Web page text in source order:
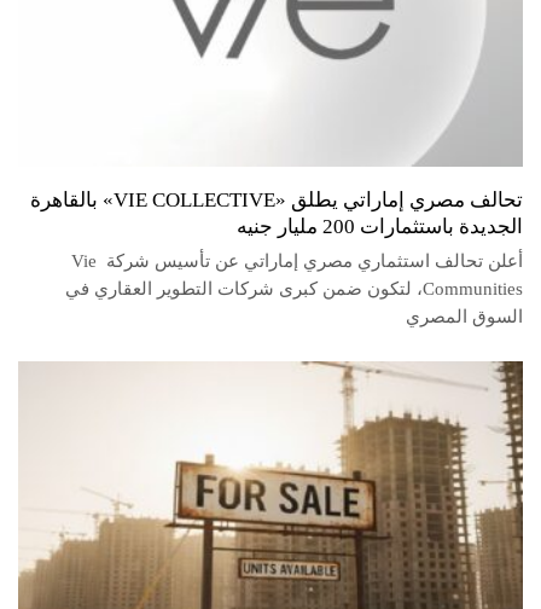
تحالف مصري إماراتي يطلق «VIE COLLECTIVE» بالقاهرة
الجديدة باستثمارات 200 مليار جنيه
أعلن تحالف استثماري مصري إماراتي عن تأسيس شركة Vie
Communities، لتكون ضمن كبرى شركات التطوير العقاري في
السوق المصري